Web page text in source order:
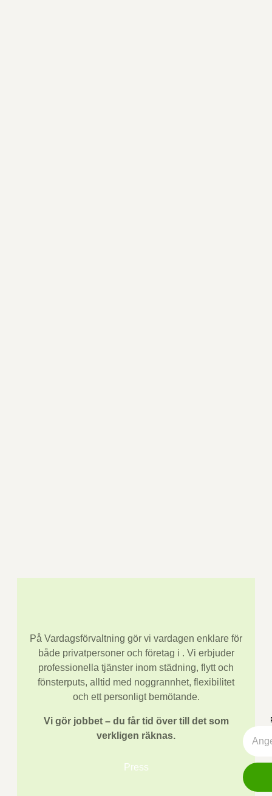
På Vardagsförvaltning gör vi vardagen enklare för
både privatpersoner och företag i . Vi erbjuder
professionella tjänster inom städning, flytt och
fönsterputs, alltid med noggrannhet, flexibilitet
och ett personligt bemötande.
Vi gör jobbet – du får tid över till det som
verkligen räknas.
Press